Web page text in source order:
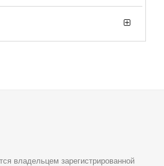
владельцем зарегистрированной